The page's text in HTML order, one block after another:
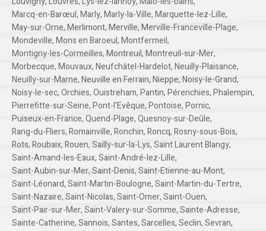
Marcq-en-Barœul,Marly,Marly-la-Ville,Marquette-lez-Lille,
May-sur-Orne,Merlimont,Merville,Merville-Franceville-Plage,
Mondeville,Mons en Baroeul,Montfermeil,
Montigny-les-Cormeilles,Montreuil,Montreuil-sur-Mer,
Morbecque,Mouvaux,Neufchâtel-Hardelot,Neuilly-Plaisance,
Neuilly-sur-Marne,Neuville en Ferrain,Nieppe,Noisy-le-Grand,
Noisy-le-sec,Orchies,Ouistreham,Pantin,Pérenchies,Phalempin,
Pierrefitte-sur-Seine,Pont-l'Evêque,Pontoise,Pornic,
Puiseux-en-France,Quend-Plage,Quesnoy-sur-Deûle,
Rang-du-Fliers,Romainville,Ronchin,Roncq,Rosny-sous-Bois,
Rots,Roubaix,Rouen,Sailly-sur-la-Lys,Saint Laurent Blangy,
Saint-Amand-les-Eaux,Saint-André-lez-Lille,
Saint-Aubin-sur-Mer,Saint-Denis,Saint-Etienne-au-Mont,
Saint-Léonard,Saint-Martin-Boulogne,Saint-Martin-du-Tertre,
Saint-Nazaire,Saint-Nicolas,Saint-Omer,Saint-Ouen,
Saint-Pair-sur-Mer,Saint-Valery-sur-Somme,Sainte-Adresse,
Sainte-Catherine,Sannois,Santes,Sarcelles,Seclin,Sevran,